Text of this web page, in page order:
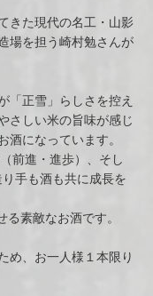
きた現代の名工・山影
場を担う崎村勉さんが
「正雪」らしさを控え
さしい米の旨味が感じ
酒になっています。
前進・進歩）、そし
手も酒も共に成長を
素敵なお酒です。
め、お一人様１本限り